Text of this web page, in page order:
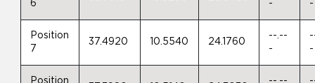
6
-
-
Position
7
37.4920 10.5540 24.1760
--.--
-
-
Position
--.--